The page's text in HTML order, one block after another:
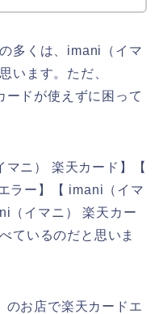
多くは、imani（イマ
います。ただ、
ドが使えずに困って
ニ） 楽天カード】【
ラー】【 imani（イマ
（イマニ） 楽天カー
ているのだと思いま
のお店で楽天カードエ